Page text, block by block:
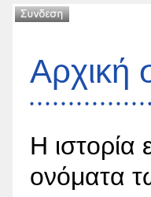
Αρχική
Η ιστορία
ονόματα